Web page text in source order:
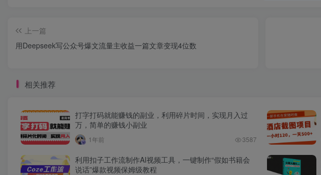
上一篇
用Deepseek写公众号爆文流量主收益一篇文章变现4位数
相关推荐
打字打码就能赚钱的副业，利用碎片时间，实现月入过
万，简单的赚钱小副业
1年前 3587
利用扣子工作流制作AI视频工具，一键制作“假如书籍会
说话”爆款视频保姆级教程